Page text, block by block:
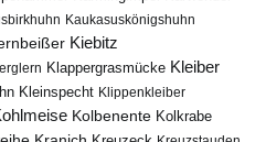
Kaukasuskönigshuhn
Kiebitz
Klappergrasmücke Kleiber
Kleinspecht Klippenkleiber
Kolbenente Kolkrabe